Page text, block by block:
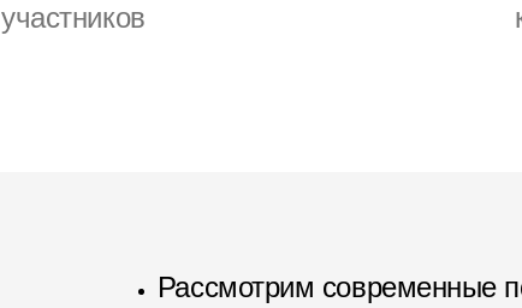
участников
Рассмотрим современные